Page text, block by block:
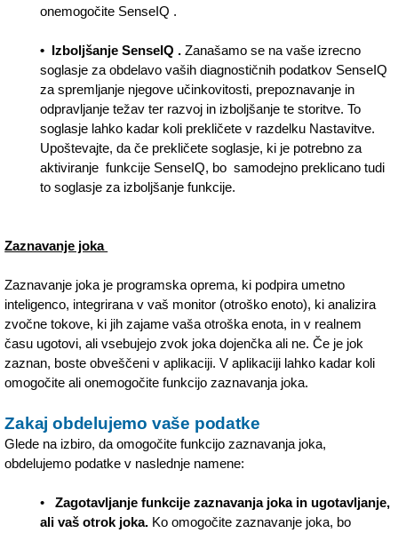
onemogočite SenseIQ .
• Izboljšanje SenseIQ . Zanašamo se na vaše izrecno
soglasje za obdelavo vaših diagnostičnih podatkov SenseIQ
za spremljanje njegove učinkovitosti, prepoznavanje in
odpravljanje težav ter razvoj in izboljšanje te storitve. To
soglasje lahko kadar koli prekličete v razdelku Nastavitve.
Upoštevajte, da če prekličete soglasje, ki je potrebno za
aktiviranje funkcije SenseIQ, bo samodejno preklicano tudi
to soglasje za izboljšanje funkcije.
Zaznavanje joka
Zaznavanje joka je programska oprema, ki podpira umetno
inteligenco, integrirana v vaš monitor (otroško enoto), ki analizira
zvočne tokove, ki jih zajame vaša otroška enota, in v realnem
času ugotovi, ali vsebujejo zvok joka dojenčka ali ne. Če je jok
zaznan, boste obveščeni v aplikaciji. V aplikaciji lahko kadar koli
omogočite ali onemogočite funkcijo zaznavanja joka.
Zakaj obdelujemo vaše podatke
Glede na izbiro, da omogočite funkcijo zaznavanja joka,
obdelujemo podatke v naslednje namene:
•Zagotavljanje funkcije zaznavanja joka in ugotavljanje,
ali vaš otrok joka. Ko omogočite zaznavanje joka, bo